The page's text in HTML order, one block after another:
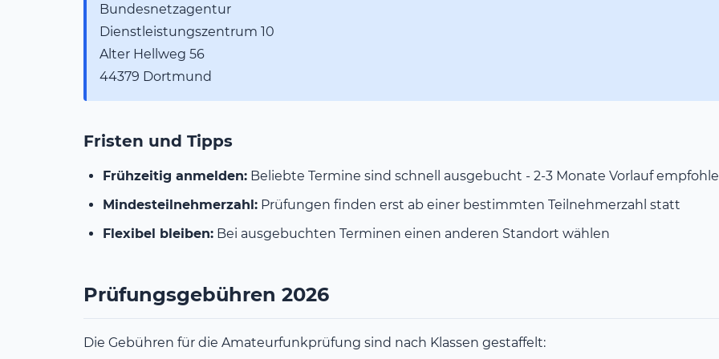
Bundesnetzagentur
Dienstleistungszentrum 10
Alter Hellweg 56
44379 Dortmund
Fristen und Tipps
Frühzeitig anmelden: Beliebte Termine sind schnell ausgebucht - 2-3 Monate Vorlauf
Mindesteilnehmerzahl: Prüfungen finden erst ab einer bestimmten Teilnehmerzahl statt
Flexibel bleiben: Bei ausgebuchten Terminen einen anderen Standort wählen
Prüfungsgebühren 2026
Die Gebühren für die Amateurfunkprüfung sind nach Klassen gestaffelt: